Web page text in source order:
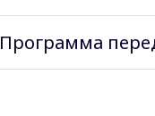
Программа